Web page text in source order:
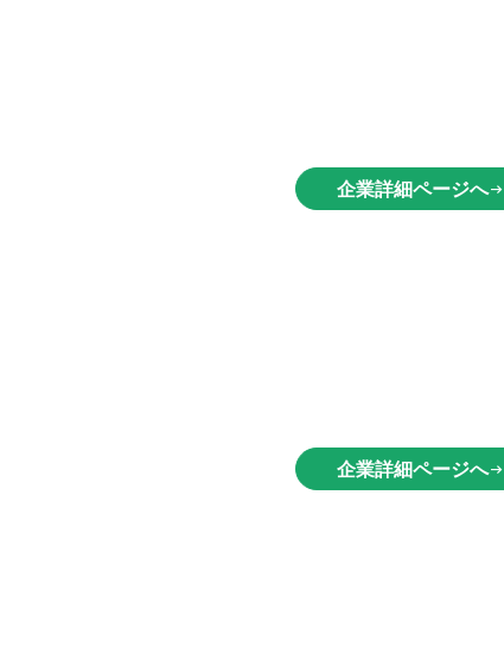
企業詳細ページへarrow_right_alt
企業詳細ページへarrow_right_alt